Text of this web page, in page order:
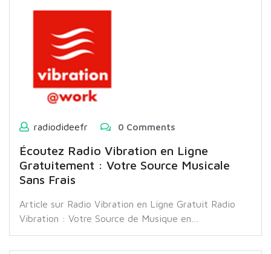
radiodideefr 0 Comments
Écoutez Radio Vibration en Ligne
Gratuitement : Votre Source Musicale
Sans Frais
Article sur Radio Vibration en Ligne Gratuit Radio
Vibration : Votre Source de Musique en…